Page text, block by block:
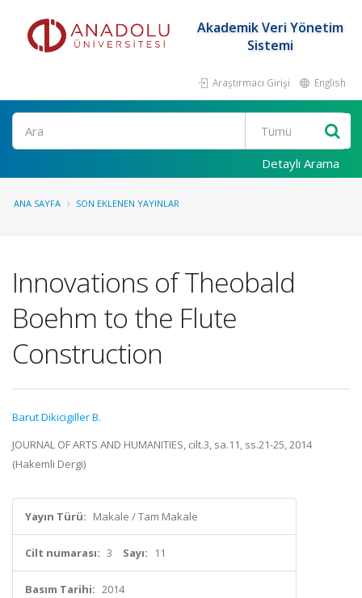
Akademik Veri Yönetim
Sistemi
Araştırmacı Girişi English
Ara
Detaylı Arama
ANA SAYFA SON EKLENEN YAYINLAR
Innovations of Theobald
Boehm to the Flute
Construction
Barut Dikicigiller B.
JOURNAL OF ARTS AND HUMANITIES, cilt.3, sa.11, ss.21-25, 2014
(Hakemli Dergi)
Yayın Türü: Makale / Tam Makale
Cilt numarası: 3 Sayı: 11
Basım Tarihi: 2014